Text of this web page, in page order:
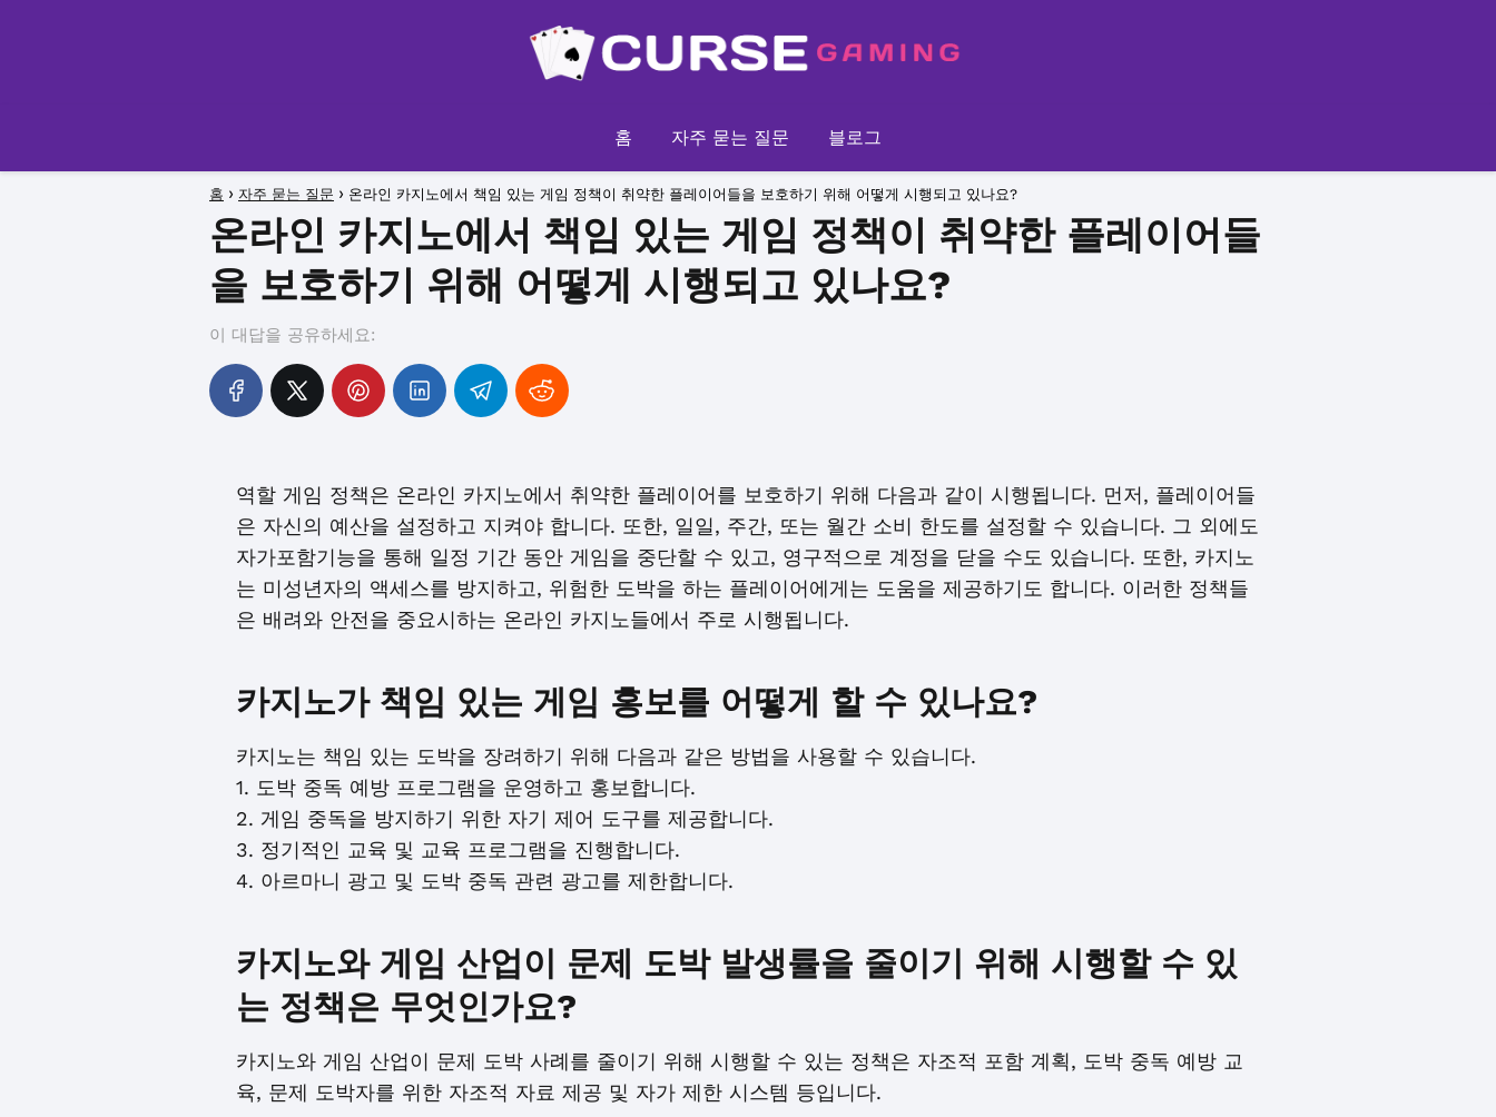
홈 자주 묻는 질문 블로그
홈 자주 묻는 질문 온라인 카지노에서 책임 있는 게임 정책이 취약한 플레이어들을 보호하기 위해 어떻게 시행되고 있나요?
온라인 카지노에서 책임 있는 게임 정책이 취약한 플레이어들
을 보호하기 위해 어떻게 시행되고 있나요?
이 대답을 공유하세요:
역할 게임 정책은 온라인 카지노에서 취약한 플레이어를 보호하기 위해 다음과 같이 시행됩니다. 먼저, 플레이어들
은 자신의 예산을 설정하고 지켜야 합니다. 또한, 일일, 주간, 또는 월간 소비 한도를 설정할 수 있습니다. 그 외에도
자가포함기능을 통해 일정 기간 동안 게임을 중단할 수 있고, 영구적으로 계정을 닫을 수도 있습니다. 또한, 카지노
는 미성년자의 액세스를 방지하고, 위험한 도박을 하는 플레이어에게는 도움을 제공하기도 합니다. 이러한 정책들
은 배려와 안전을 중요시하는 온라인 카지노들에서 주로 시행됩니다.
카지노가 책임 있는 게임 홍보를 어떻게 할 수 있나요?
카지노는 책임 있는 도박을 장려하기 위해 다음과 같은 방법을 사용할 수 있습니다.
1. 도박 중독 예방 프로그램을 운영하고 홍보합니다.
2. 게임 중독을 방지하기 위한 자기 제어 도구를 제공합니다.
3. 정기적인 교육 및 교육 프로그램을 진행합니다.
4. 아르마니 광고 및 도박 중독 관련 광고를 제한합니다.
카지노와 게임 산업이 문제 도박 발생률을 줄이기 위해 시행할 수 있
는 정책은 무엇인가요?
카지노와 게임 산업이 문제 도박 사례를 줄이기 위해 시행할 수 있는 정책은 자조적 포함 계획, 도박 중독 예방 교
육, 문제 도박자를 위한 자조적 자료 제공 및 자가 제한 시스템 등입니다.